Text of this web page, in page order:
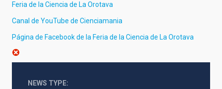
Feria de la Ciencia de La Orotava
Canal de YouTube de Cienciamania
Página de Facebook de la Feria de la Ciencia de La Orotava
NEWS TYPE